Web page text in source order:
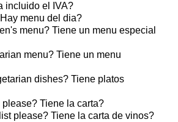
incluido el IVA?
menu del dia?
menu? Tiene un menu especial
menu? Tiene un menu
dishes? Tiene platos
Tiene la carta?
please? Tiene la carta de vinos?